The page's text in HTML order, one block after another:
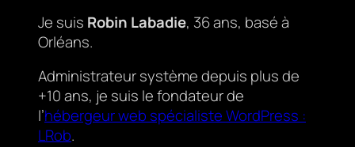
Je suis Robin Labadie, 36 ans, basé à
Orléans.
Administrateur système depuis plus de
+10 ans, je suis le fondateur de
l’hébergeur web spécialiste WordPress :
LRob.